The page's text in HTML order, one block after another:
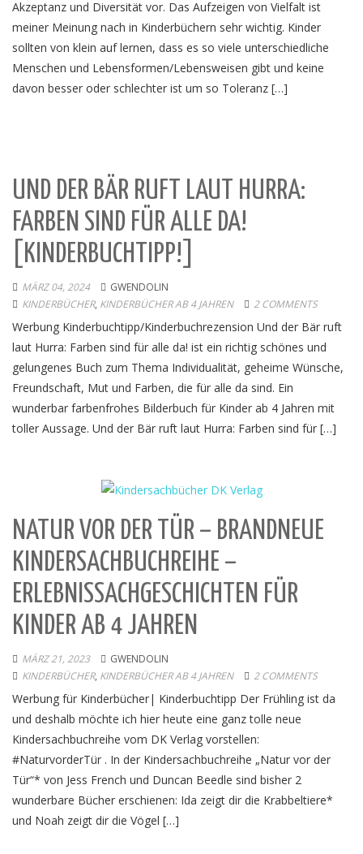
Akzeptanz und Diversität vor. Das Aufzeigen von Vielfalt ist
meiner Meinung nach in Kinderbüchern sehr wichtig. Kinder
sollten von klein auf lernen, dass es so viele unterschiedliche
Menschen und Lebensformen/Lebensweisen gibt und keine
davon besser oder schlechter ist um so Toleranz […]
UND DER BÄR RUFT LAUT HURRA:
FARBEN SIND FÜR ALLE DA!
[KINDERBUCHTIPP!]
MÄRZ 04, 2024
GWENDOLIN
KINDERBÜCHER, KINDERBÜCHER AB 4 JAHREN 2 COMMENTS
Werbung Kinderbuchtipp/Kinderbuchrezension Und der Bär ruft
laut Hurra: Farben sind für alle da! ist ein richtig schönes und
gelungenes Buch zum Thema Individualität, geheime Wünsche,
Freundschaft, Mut und Farben, die für alle da sind. Ein
wunderbar farbenfrohes Bilderbuch für Kinder ab 4 Jahren mit
toller Aussage. Und der Bär ruft laut Hurra: Farben sind für […]
NATUR VOR DER TÜR – BRANDNEUE
KINDERSACHBUCHREIHE –
ERLEBNISSACHGESCHICHTEN FÜR
KINDER AB 4 JAHREN
MÄRZ 21, 2023
GWENDOLIN
KINDERBÜCHER, KINDERBÜCHER AB 4 JAHREN 2 COMMENTS
Werbung für Kinderbücher| Kinderbuchtipp Der Frühling ist da
und deshalb möchte ich hier heute eine ganz tolle neue
Kindersachbuchreihe vom DK Verlag vorstellen:
#NaturvorderTür . In der Kindersachbuchreihe „Natur vor der
Tür“* von Jess French und Duncan Beedle sind bisher 2
wunderbare Bücher erschienen: Ida zeigt dir die Krabbeltiere*
und Noah zeigt dir die Vögel […]